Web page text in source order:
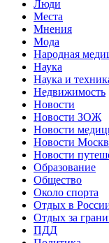
Люди
Места
Мнения
Мода
Народная
Наука
Наука и
Недвижимость
Новости
Новости ЗОЖ
Новости
Новости
Новости
Образование
Общество
Около спорта
Отдых в
Отдых за
ПДД